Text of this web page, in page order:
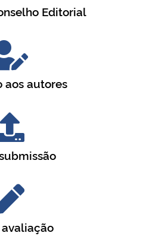
Editorial
aos autores